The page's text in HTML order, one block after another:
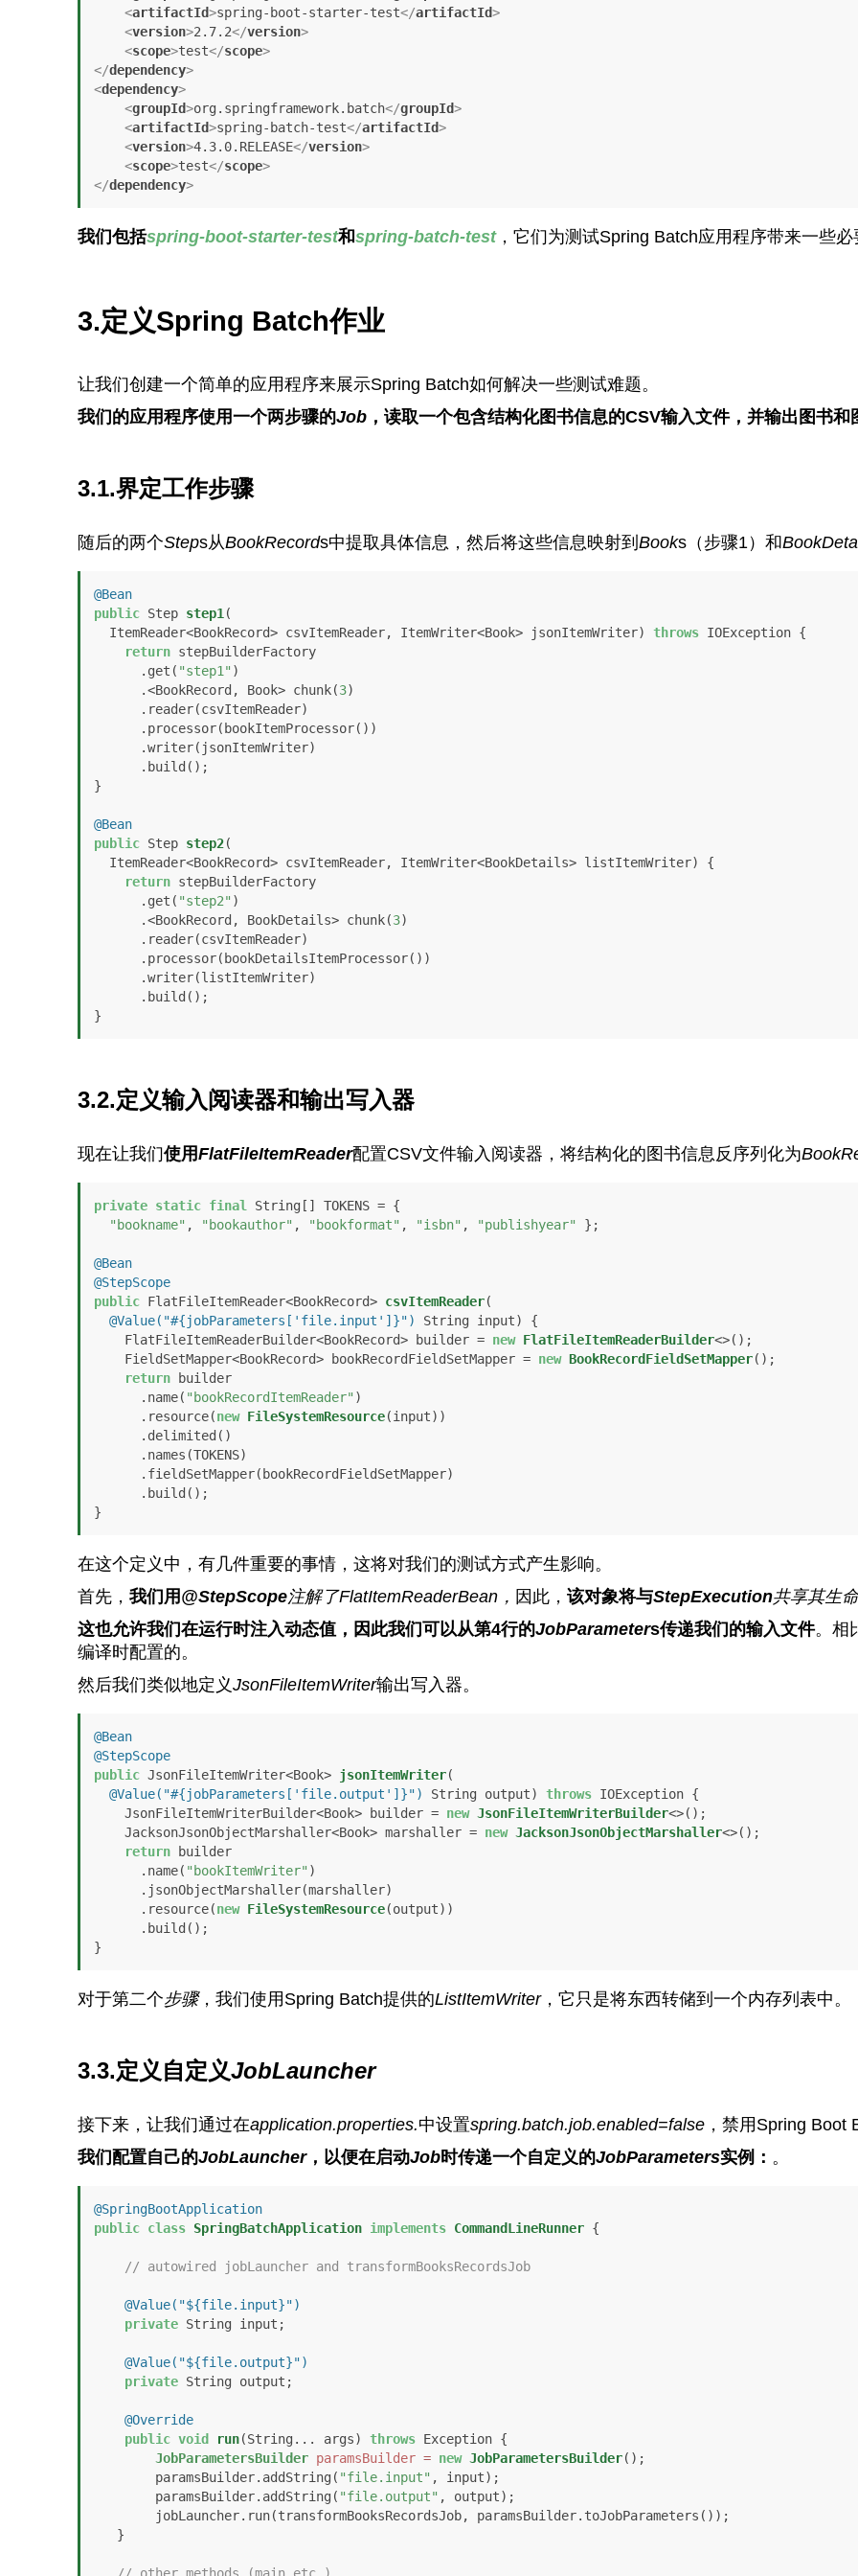
<artifactId>spring-boot-starter-test</artifactId>
<version>2.7.2</version>
<scope>test</scope>
</dependency>
<dependency>
<groupId>org.springframework.batch</groupId>
<artifactId>spring-batch-test</artifactId>
<version>4.3.0.RELEASE</version>
<scope>test</scope>
</dependency>
我们包括spring-boot-starter-test和spring-batch-test，它们为测试Spring Batch应用程序带来一些必
3.定义Spring Batch作业
让我们创建一个简单的应用程序来展示Spring Batch如何解决一些测试难题。
我们的应用程序使用一个两步骤的Job，读取一个包含结构化图书信息的CSV输入文件，并输出图书和
3.1.界定工作步骤
随后的两个Steps从BookRecords中提取具体信息，然后将这些信息映射到 Books（步骤1）和
@Bean
public Step step1(
  ItemReader<BookRecord> csvItemReader, ItemWriter<Book> jsonItemWriter)
throws IOException {
return stepBuilderFactory
      .get(
"step1" )
      .<BookRecord, Book> chunk(
3)
}
@Bean
public Step step2(
  ItemReader<BookRecord> csvItemReader, ItemWriter<BookDetails> listItemWriter)
{
return stepBuilderFactory
      .get(
"step2" )
      .<BookRecord, BookDetails> chunk(
3)
}
3.2.定义输入阅读器和输出写入器
现在让我们使用FlatFileItemReader配置CSV文件输入阅读器，将结构化的图书信息反序列化为
private static final
String[] TOKENS = {
"bookname" , "bookauthor" , "bookformat" , "isbn" , "publishyear" };
@Bean
@StepScope
public FlatFileItemReader<BookRecord> csvItemReader(
@Value("#{jobParameters['file.input']}")
String input)
{
    FlatFileItemReaderBuilder<BookRecord> builder =
new FlatFileItemReaderBuilder<>();
    FieldSetMapper<BookRecord> bookRecordFieldSetMapper =
new BookRecordFieldSetMapper();
return builder
      .name(
"bookRecordItemReader" )
      .resource(
new FileSystemResource(input))
}
在这个定义中，有几件重要的事情，这将对我们的测试方式产生影响。
首先， 我们用 @StepScope注解了FlatItemReaderBean， 因此， 该对象将与StepExecution共享其生命
这也允许我们在运行时注入动态值，因此我们可以从第4行的JobParameters传递我们的输入文件。相
编译时配置的。
然后我们类似地定义JsonFileItemWriter输出写入器。
@Bean
@StepScope
public JsonFileItemWriter<Book> jsonItemWriter(
@Value("#{jobParameters['file.output']}")
String output) throws IOException {
    JsonFileItemWriterBuilder<Book> builder =
new JsonFileItemWriterBuilder<>();
    JacksonJsonObjectMarshaller<Book> marshaller =
new JacksonJsonObjectMarshaller<>();
return builder
      .name(
"bookItemWriter" )
      .resource(
new FileSystemResource(output))
对于第二个步骤，我们使用Spring Batch提供的ListItemWriter，它只是将东西转储到一个内存列表中。
3.3.定义自定义JobLauncher
接下来，让我们通过在application.properties.中设置spring.batch.job.enabled=false，禁用Spring Boot
我们配置自己的JobLauncher，以便在启动Job时传递一个自定义的JobParameters实例： 。
@SpringBootApplication
public class SpringBatchApplication implements CommandLineRunner {
// autowired jobLauncher and transformBooksRecordsJob
@Value("${file.input}")
private String input;
@Value("${file.output}")
private String output;
@Override
public void run(String... args) throws Exception {
JobParametersBuilder paramsBuilder = new JobParametersBuilder();
        paramsBuilder.addString(
"file.input" , input);
        paramsBuilder.addString(
"file.output" , output);